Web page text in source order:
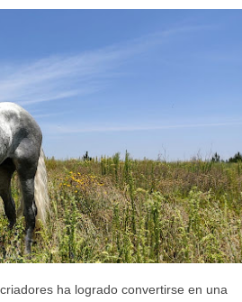
ha logrado convertirse en una